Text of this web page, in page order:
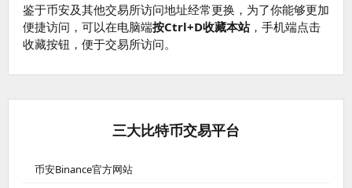
鉴于币安及其他交易所访问地址经常更换，为了你能够更加
便捷访问，可以在电脑端按Ctrl+D收藏本站，手机端点击
收藏按钮，便于交易所访问。
三大比特币交易平台
币安Binance官方网站